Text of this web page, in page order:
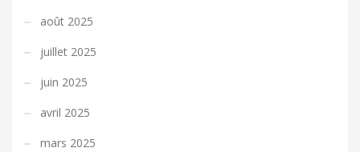
août 2025
juillet 2025
juin 2025
avril 2025
mars 2025